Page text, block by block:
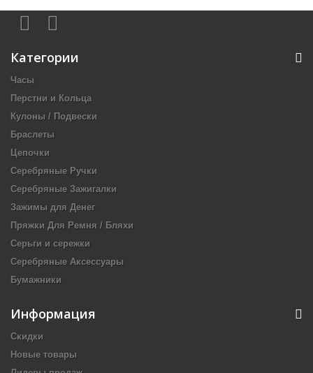
Категории
Часы
Перстни и Кольца
Кулоны / Подвески
Браслеты
Цепочки
Серебряные Ручки
Серебряные Зажигалки
Зажимы для Денег
Пряжки Для Ремня / Бляхи
Серьги и сережки
Серебряные Аксессуары
Бумажники
Информация
Скидки
Новые товары